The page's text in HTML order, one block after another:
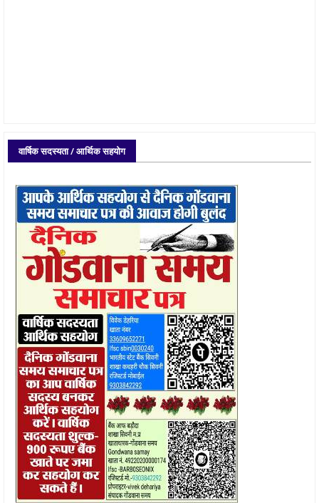
वार्षिक सदस्यता / आर्थिक सहयोग